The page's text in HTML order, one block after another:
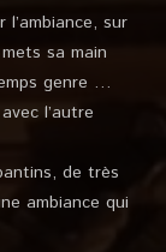
sur
sa main
genre …
l’autre
de très
ambiance qui